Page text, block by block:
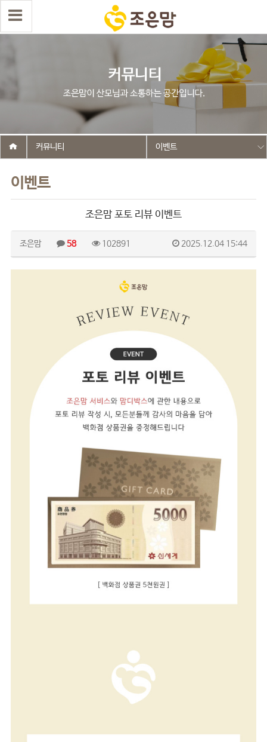
이벤트
커뮤니티 이벤트
조은맘 포토 리뷰 이벤트
조은맘 58 102891 2025.12.04 15:44